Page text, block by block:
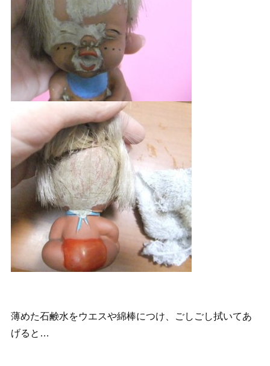
薄めた石鹸水をウエスや綿棒につけ、ごしごし拭いてあ
げると…